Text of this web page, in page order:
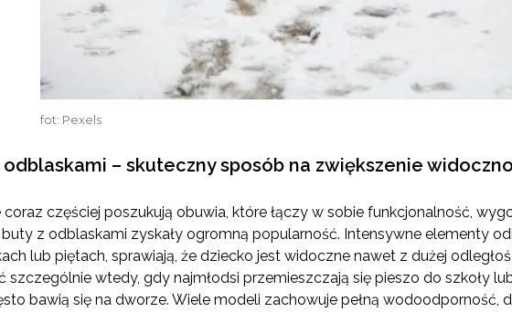
fot: Pexels
odblaskami – skuteczny sposób na zwiększenie
coraz częściej poszukują obuwia, które łączy w sobie funkcjonalność,
z odblaskami zyskały ogromną popularność. Intensywne elementy
lub piętach, sprawiają, że dziecko jest widoczne nawet z dużej
szczególnie wtedy, gdy najmłodsi przemieszczają się pieszo do szkoły
bawią się na dworze. Wiele modeli zachowuje pełną wodoodporność,